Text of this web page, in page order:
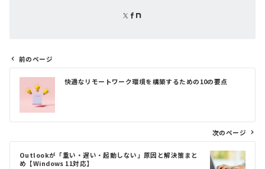
ゲ
ー
前のページ
快適なリモートワーク環境を構築するための10の要点
次のページ
Outlookが「重い・遅い・起動しない」原因と解決策まと
め【Windows 11対応】